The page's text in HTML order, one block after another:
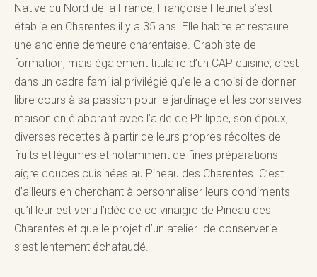
Native du Nord de la France, Françoise Fleuriet s’est
établie en Charentes il y a 35 ans. Elle habite et restaure
une ancienne demeure charentaise. Graphiste de
formation, mais également titulaire d’un CAP cuisine, c’est
dans un cadre familial privilégié qu’elle a choisi de donner
libre cours à sa passion pour le jardinage et les conserves
maison en élaborant avec l’aide de Philippe, son époux,
diverses recettes à partir de leurs propres récoltes de
fruits et légumes et notamment de fines préparations
aigre douces cuisinées au Pineau des Charentes. C’est
d’ailleurs en cherchant à personnaliser leurs condiments
qu’il leur est venu l’idée de ce vinaigre de Pineau des
Charentes et que le projet d’un atelier de conserverie
s’est lentement échafaudé.